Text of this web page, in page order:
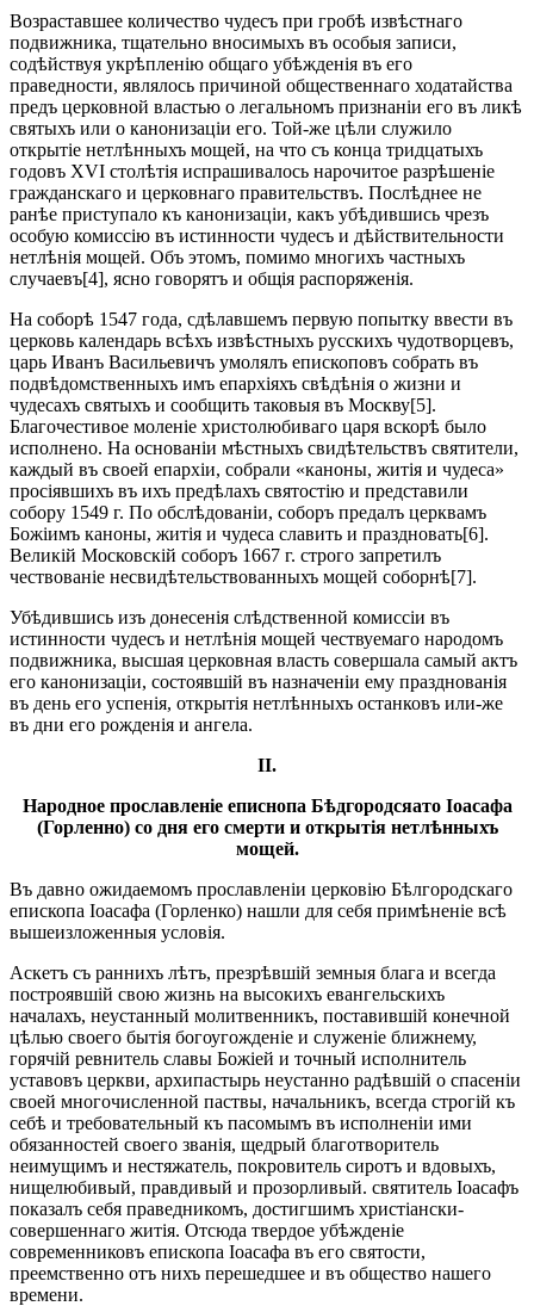
Возраставшее количество чудесъ при гробѣ извѣстнаго
подвижника, тщательно вносимыхъ въ особыя записи,
содѣйствуя укрѣпленію общаго убѣжденія въ его
праведности, являлось причиной общественнаго ходатайства
предъ церковной властью о легальномъ признаніи его въ ликѣ
святыхъ или о канонизаціи его. Той-же цѣли служило
открытіе нетлѣнныхъ мощей, на что съ конца тридцатыхъ
годовъ XVI столѣтія испрашивалось нарочитое разрѣшеніе
гражданскаго и церковнаго правительствъ. Послѣднее не
ранѣе приступало къ канонизаціи, какъ убѣдившись чрезъ
особую комиссію въ истинности чудесъ и дѣйствительности
нетлѣнія мощей. Объ этомъ, помимо многихъ частныхъ
случаевъ[4], ясно говорятъ и общія распоряженія.
На соборѣ 1547 года, сдѣлавшемъ первую попытку ввести въ
церковь календарь всѣхъ извѣстныхъ русскихъ чудотворцевъ,
царь Иванъ Васильевичъ умолялъ епископовъ собрать въ
подвѣдомственныхъ имъ епархіяхъ свѣдѣнія о жизни и
чудесахъ святыхъ и сообщить таковыя въ Москву[5].
Благочестивое моленіе христолюбиваго царя вскорѣ было
исполнено. На основаніи мѣстныхъ свидѣтельствъ святители,
каждый въ своей епархіи, собрали «каноны, житія и чудеса»
просіявшихъ въ ихъ предѣлахъ святостію и представили
собору 1549 г. По обслѣдованіи, соборъ предалъ церквамъ
Божіимъ каноны, житія и чудеса славить и праздновать[6].
Великій Московскій соборъ 1667 г. строго запретилъ
чествованіе несвидѣтельствованныхъ мощей соборнѣ[7].
Убѣдившись изъ донесенія слѣдственной комиссіи въ
истинности чудесъ и нетлѣнія мощей чествуемаго народомъ
подвижника, высшая церковная власть совершала самый актъ
его канонизаціи, состоявшій въ назначеніи ему празднованія
въ день его успенія, открытія нетлѣнныхъ останковъ или-же
въ дни его рожденія и ангела.
II.
Народное прославленіе еписнопа Бѣдгородсяато Іоасафа
(Горленно) со дня его смерти и открытія нетлѣнныхъ
мощей.
Въ давно ожидаемомъ прославленіи церковію Бѣлгородскаго
епископа Іоасафа (Горленко) нашли для себя примѣненіе всѣ
вышеизложенныя условія.
Аскетъ съ раннихъ лѣтъ, презрѣвшій земныя блага и всегда
построявшій свою жизнь на высокихъ евангельскихъ
началахъ, неустанный молитвенникъ, поставившій конечной
цѣлью своего бытія богоугожденіе и служеніе ближнему,
горячій ревнитель славы Божіей и точный исполнитель
уставовъ церкви, архипастырь неустанно радѣвшій о спасеніи
своей многочисленной паствы, начальникъ, всегда строгій къ
себѣ и требовательный къ пасомымъ въ исполненіи ими
обязанностей своего званія, щедрый благотворитель
неимущимъ и нестяжатель, покровитель сиротъ и вдовыхъ,
нищелюбивый, правдивый и прозорливый. святитель Іоасафъ
показалъ себя праведникомъ, достигшимъ христіански-
совершеннаго житія. Отсюда твердое убѣжденіе
современниковъ епископа Іоасафа въ его святости,
преемственно отъ нихъ перешедшее и въ общество нашего
времени.